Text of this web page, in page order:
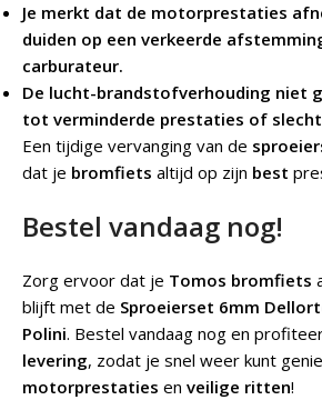
Je merkt dat de motorprestaties
duiden op een verkeerde
carburateur.
De lucht-brandstofverhouding niet
tot verminderde prestaties of
Een tijdige vervanging van de
dat je bromfiets altijd op zijn best
Bestel vandaag nog!
Zorg ervoor dat je Tomos bromfiets
blijft met de Sproeierset 6mm
Polini. Bestel vandaag nog en
levering, zodat je snel weer kunt
motorprestaties en veilige ritten!